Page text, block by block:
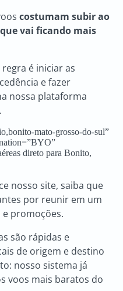
costumam subir ao
vai ficando mais
é iniciar as
e fazer
nossa plataforma
.
mato-grosso-do-sul”
direto para Bonito,
nosso site, saiba que
por reunir em um
promoções.
são rápidas e
de origem e destino
nosso sistema já
voos mais baratos do